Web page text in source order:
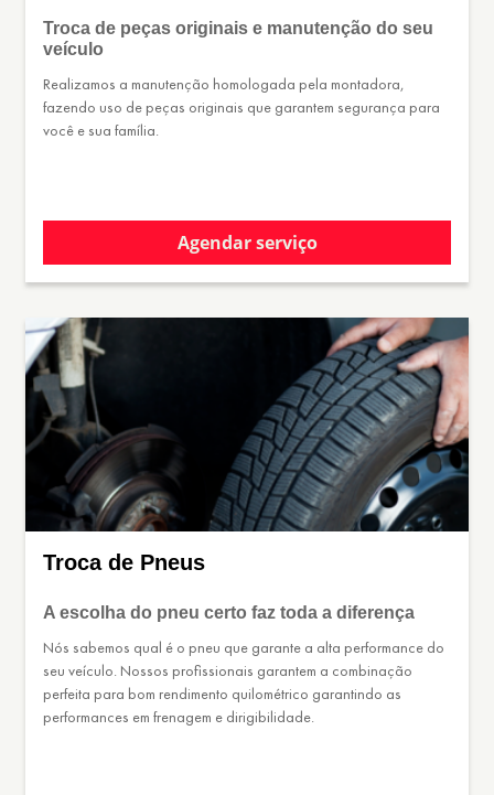
Troca de peças originais e manutenção do seu
veículo
Realizamos a manutenção homologada pela montadora,
fazendo uso de peças originais que garantem segurança para
você e sua família.
Agendar serviço
Troca de Pneus
A escolha do pneu certo faz toda a diferença
Nós sabemos qual é o pneu que garante a alta performance do
seu veículo. Nossos profissionais garantem a combinação
perfeita para bom rendimento quilométrico garantindo as
performances em frenagem e dirigibilidade.